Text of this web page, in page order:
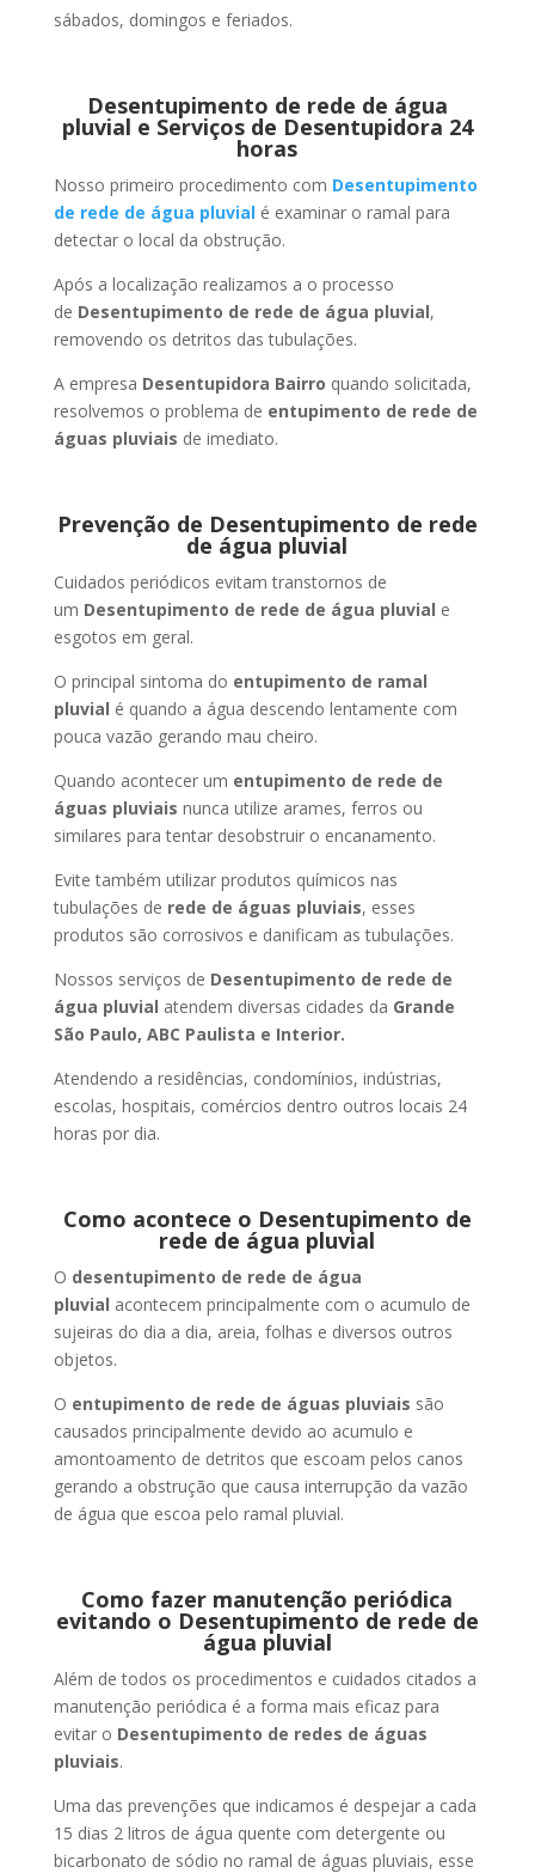
sábados, domingos e feriados.
Desentupimento de rede de água
pluvial e Serviços de Desentupidora 24
horas
Nosso primeiro procedimento com Desentupimento
de rede de água pluvialé examinar o ramal para
detectar o local da obstrução.
Após a localização realizamos a o processo
de Desentupimento de rede de água pluvial,
removendo os detritos das tubulações.
A empresa Desentupidora Bairro quando solicitada,
resolvemos o problema de entupimento de rede de
águas pluviais de imediato.
Prevenção de Desentupimento de rede
de água pluvial
Cuidados periódicos evitam transtornos de
um Desentupimento de rede de água pluvial e
esgotos em geral.
O principal sintoma do entupimento de ramal
pluvial é quando a água descendo lentamente com
pouca vazão gerando mau cheiro.
Quando acontecer um entupimento de rede de
águas pluviais nunca utilize arames, ferros ou
similares para tentar desobstruir o encanamento.
Evite também utilizar produtos químicos nas
tubulações de rede de águas pluviais, esses
produtos são corrosivos e danificam as tubulações.
Nossos serviços de Desentupimento de rede de
água pluvial atendem diversas cidades da Grande
São Paulo, ABC Paulista e Interior.
Atendendo a residências, condomínios, indústrias,
escolas, hospitais, comércios dentro outros locais 24
horas por dia.
Como acontece o Desentupimento de
rede de água pluvial
O desentupimento de rede de água
pluvial acontecem principalmente com o acumulo de
sujeiras do dia a dia, areia, folhas e diversos outros
objetos.
O entupimento de rede de águas pluviais são
causados principalmente devido ao acumulo e
amontoamento de detritos que escoam pelos canos
gerando a obstrução que causa interrupção da vazão
de água que escoa pelo ramal pluvial.
Como fazer manutenção periódica
evitando o Desentupimento de rede de
água pluvial
Além de todos os procedimentos e cuidados citados a
manutenção periódica é a forma mais eficaz para
evitar o Desentupimento de redes de águas
pluviais.
Uma das prevenções que indicamos é despejar a cada
15 dias 2 litros de água quente com detergente ou
bicarbonato de sódio no ramal de águas pluviais, esse